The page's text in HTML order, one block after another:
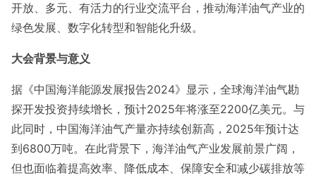
开放、多元、有活力的行业交流平台，推动海洋油气产业的
绿色发展、数字化转型和智能化升级。
大会背景与意义
据《中国海洋能源发展报告2024》显示，全球海洋油气勘
探开发投资持续增长，预计2025年将涨至2200亿美元。与
此同时，中国海洋油气产量亦持续创新高，2025年预计达
到6800万吨。在此背景下，海洋油气产业发展前景广阔，
但也面临着提高效率、降低成本、保障安全和减少碳排放等